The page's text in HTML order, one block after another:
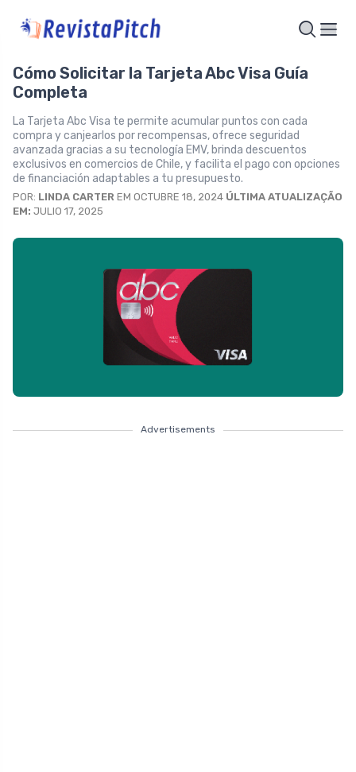
Cómo Solicitar la Tarjeta Abc Visa Guía
Completa
La Tarjeta Abc Visa te permite acumular puntos con cada
compra y canjearlos por recompensas, ofrece seguridad
avanzada gracias a su tecnología EMV, brinda descuentos
exclusivos en comercios de Chile, y facilita el pago con opciones
de financiación adaptables a tu presupuesto.
POR: LINDA CARTER EM OCTUBRE 18, 2024 ÚLTIMA ATUALIZAÇÃO
EM: JULIO 17, 2025
Advertisements